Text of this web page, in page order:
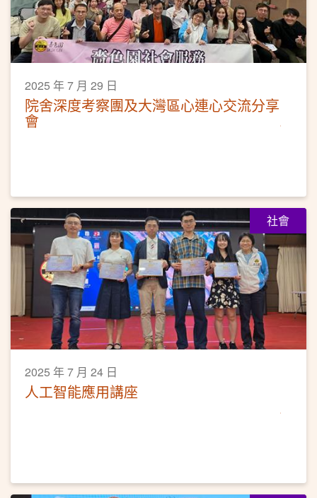
2025 年 7 月 29 日
院舍深度考察團及大灣區心連心交流分享
會
社會
2025 年 7 月 24 日
人工智能應用講座